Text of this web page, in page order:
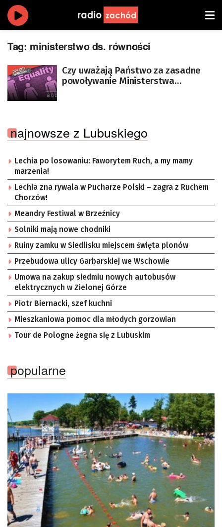
Tag: ministerstwo ds. równości
Czy uważają Państwo za zasadne
powoływanie Ministerstwa
najnowsze z Lubuskiego
Lechia po losowaniu: Faworytem Ruch, a my mamy
marzenia!
Lechia zna rywala w Pucharze Polski – zagra z Ruchem
Chorzów!
Meandry Festiwal w Brzeźnicy
Solniki mają nowe chodniki
Ruiny zamku w Siedlisku miejscem święta plonów
Przebudowa ulicy Garbarskiej we Wschowie
Umowa na zakup siedmiu nowych autobusów
elektrycznych w Zielonej Górze
Piotr Biernacki, szef kuchni
Mieszkaniowa pomoc dla młodych gorzowian
Tour de Pologne żegna się z Lubuskim
popularne